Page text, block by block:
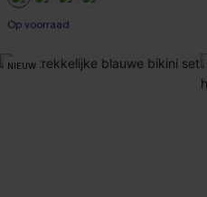
Op voorraad
NIEUW